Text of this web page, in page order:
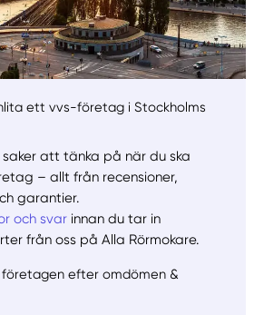
Få hjälp
ett vvs-företag i Stockholms
att tänka på när du ska
– allt från recensioner,
garantier.
och svar innan du tar in
från oss på Alla Rörmokare.
efter omdömen &